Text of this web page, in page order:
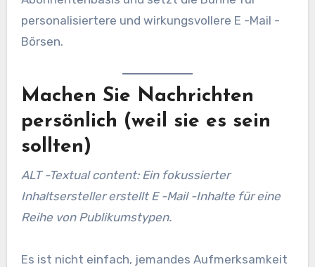
personalisiertere und wirkungsvollere E -Mail -
Börsen.
Machen Sie Nachrichten
persönlich (weil sie es sein
sollten)
ALT -Textual content: Ein fokussierter
Inhaltsersteller erstellt E -Mail -Inhalte für eine
Reihe von Publikumstypen.
Es ist nicht einfach, jemandes Aufmerksamkeit